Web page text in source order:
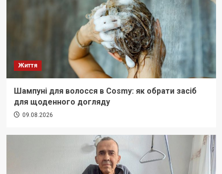
Життя
Шампуні для волосся в Cosmy: як обрати засіб
для щоденного догляду
09.08.2026